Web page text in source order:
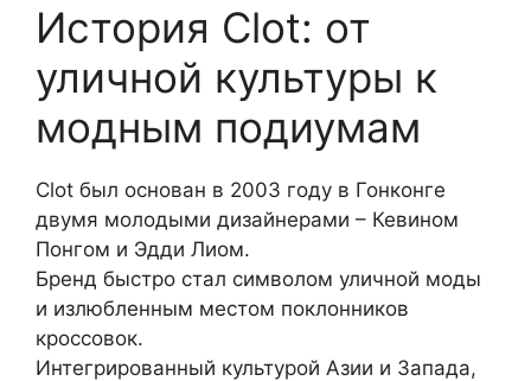
История Clot: от
уличной культуры к
модным подиумам
Clot был основан в 2003 году в Гонконге
двумя молодыми дизайнерами – Кевином
Понгом и Эдди Лиом.
Бренд быстро стал символом уличной моды
и излюбленным местом поклонников
кроссовок.
Интегрированный культурой Азии и Запада,